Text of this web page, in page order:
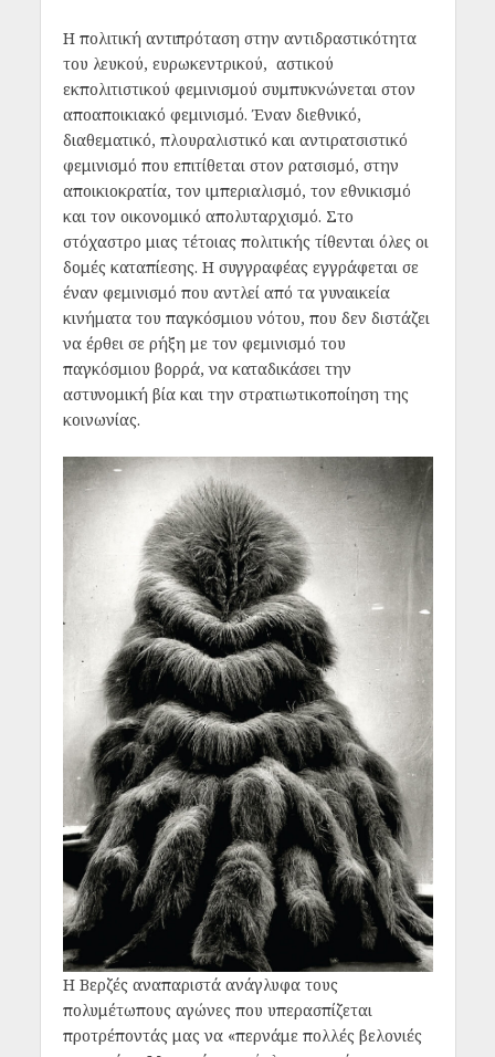
Η πολιτική αντιπρόταση στην αντιδραστικότητα
του λευκού, ευρωκεντρικού, αστικού
εκπολιτιστικού φεμινισμού συμπυκνώνεται στον
αποαποικιακό φεμινισμό. Έναν διεθνικό,
διαθεματικό, πλουραλιστικό και αντιρατσιστικό
φεμινισμό που επιτίθεται στον ρατσισμό, στην
αποικιοκρατία, τον ιμπεριαλισμό, τον εθνικισμό
και τον οικονομικό απολυταρχισμό. Στο
στόχαστρο μιας τέτοιας πολιτικής τίθενται όλες οι
δομές καταπίεσης. Η συγγραφέας εγγράφεται σε
έναν φεμινισμό που αντλεί από τα γυναικεία
κινήματα του παγκόσμιου νότου, που δεν διστάζει
να έρθει σε ρήξη με τον φεμινισμό του
παγκόσμιου βορρά, να καταδικάσει την
αστυνομική βία και την στρατιωτικοποίηση της
κοινωνίας.
Η Βερζές αναπαριστά ανάγλυφα τους
πολυμέτωπους αγώνες που υπερασπίζεται
προτρέποντάς μας να «περνάμε πολλές βελονιές